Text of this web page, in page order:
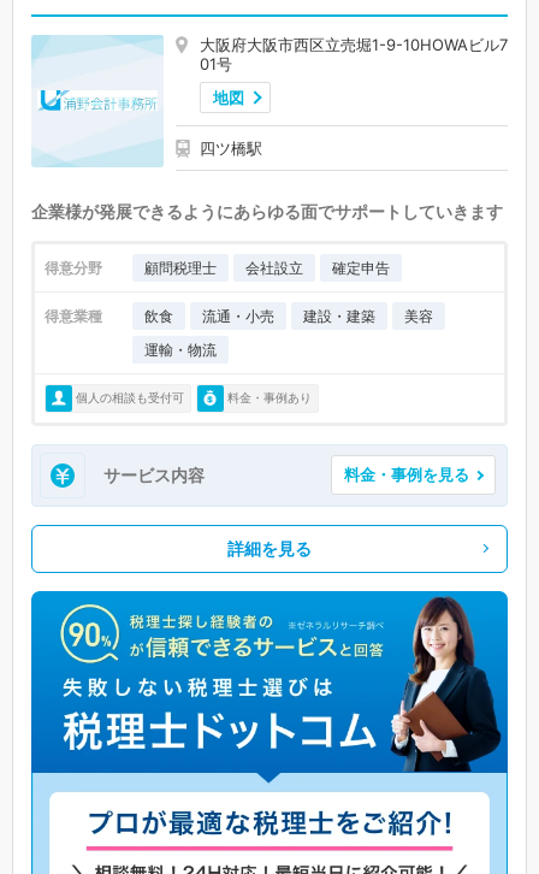
大阪府大阪市西区立売堀1-9-10HOWAビル7
01号
地図
四ツ橋駅
企業様が発展できるようにあらゆる面でサポートしていきます
得意分野 顧問税理士 会社設立 確定申告
得意業種 飲食 流通・小売 建設・建築
美容
運輸・物流
個人の相談も受付可 料金・事例あり
サービス内容 料金・事例を見る
詳細を見る